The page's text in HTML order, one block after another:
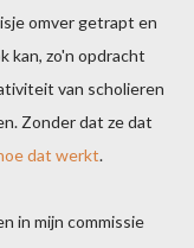
omver getrapt en
kan, zo'n opdracht
van scholieren
Zonder dat ze dat
dat werkt.
in mijn commissie